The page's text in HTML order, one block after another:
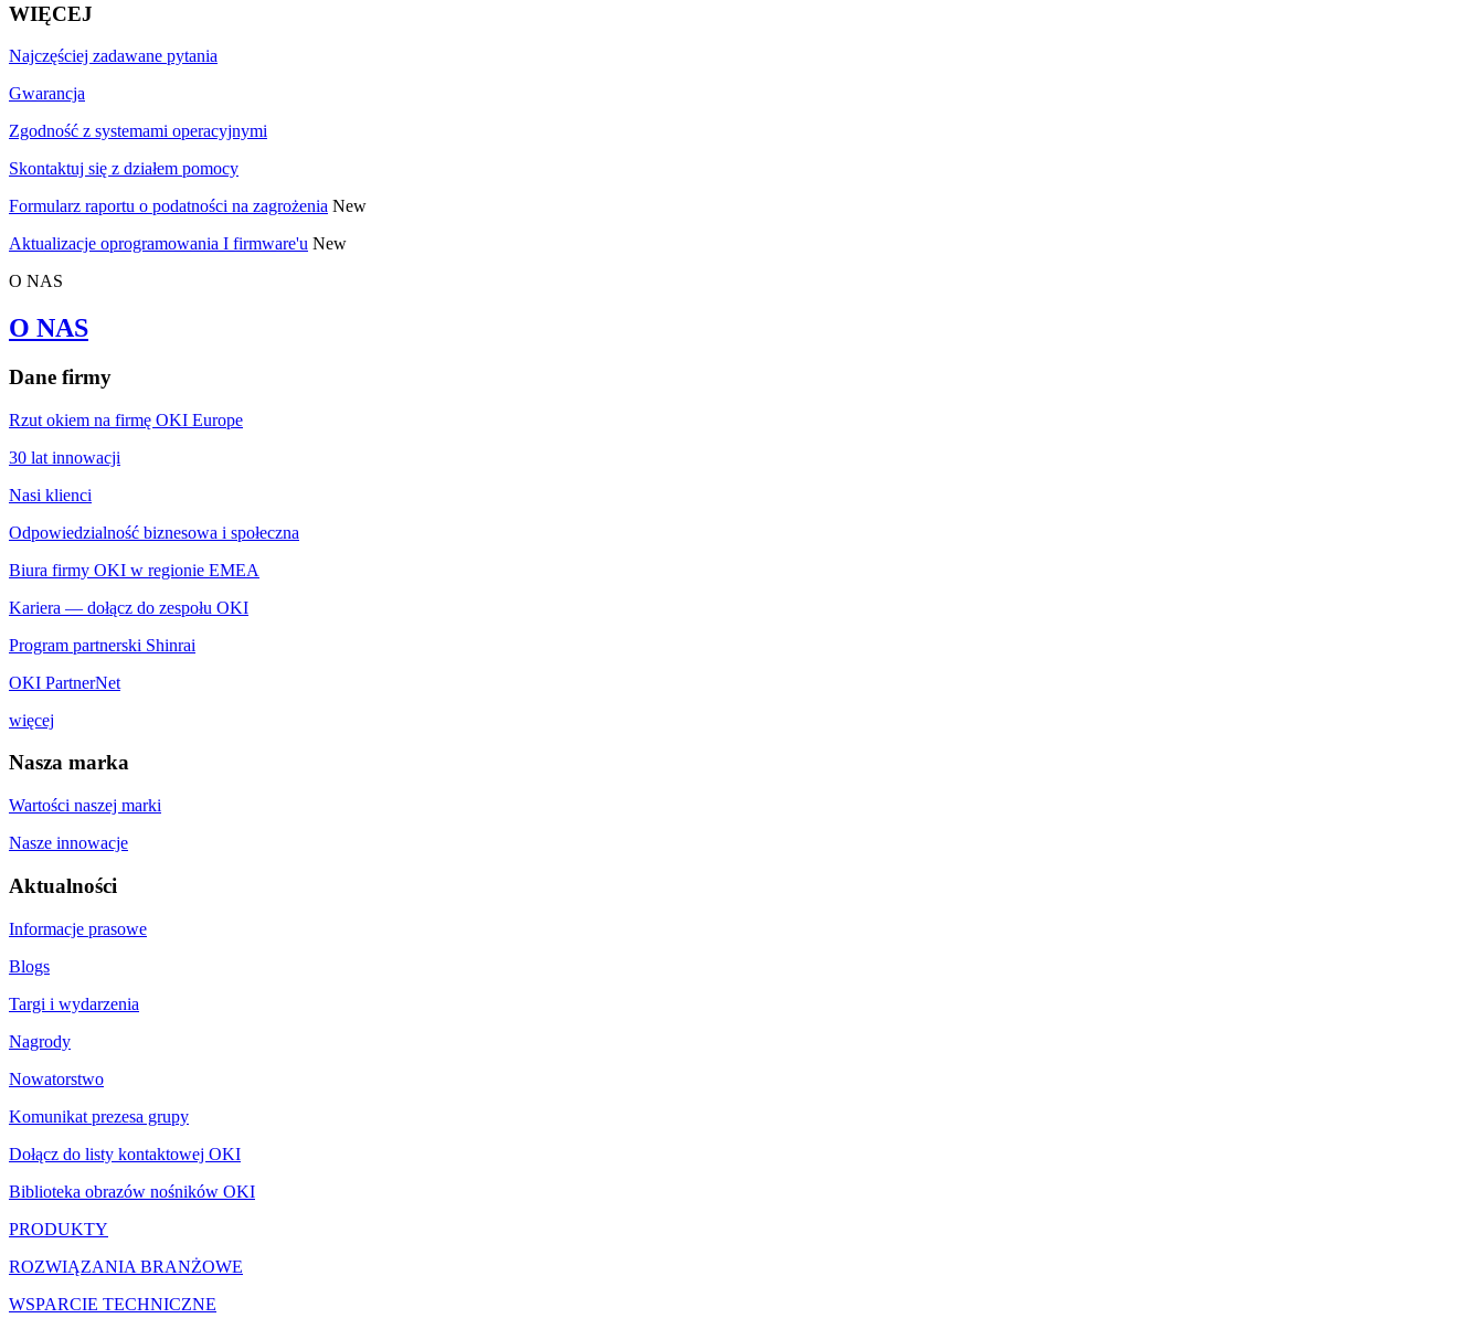
WIĘCEJ
Najczęściej zadawane pytania
Gwarancja
Zgodność z systemami operacyjnymi
Skontaktuj się z działem pomocy
Formularz raportu o podatności na zagrożenia New
Aktualizacje oprogramowania I firmware'u New
O NAS
O NAS
Dane firmy
Rzut okiem na firmę OKI Europe
30 lat innowacji
Nasi klienci
Odpowiedzialność biznesowa i społeczna
Biura firmy OKI w regionie EMEA
Kariera — dołącz do zespołu OKI
Program partnerski Shinrai
OKI PartnerNet
więcej
Nasza marka
Wartości naszej marki
Nasze innowacje
Aktualności
Informacje prasowe
Blogs
Targi i wydarzenia
Nagrody
Nowatorstwo
Komunikat prezesa grupy
Dołącz do listy kontaktowej OKI
Biblioteka obrazów nośników OKI
PRODUKTY
ROZWIĄZANIA BRANŻOWE
WSPARCIE TECHNICZNE